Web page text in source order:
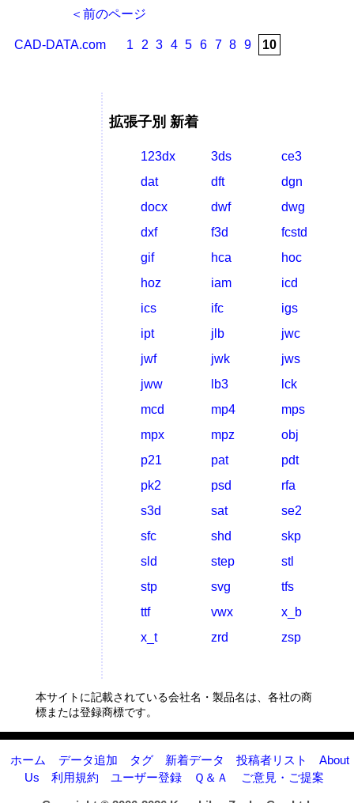
＜前のページ
CAD-DATA.com 1 2 3 4 5 6 7 8 9 10
拡張子別 新着
123dx 3ds
ce3
dat
dft
dgn
docx
dwf
dwg
dxf
f3d
fcstd
gif
hca
hoc
hoz
iam
icd
ics
ifc
igs
ipt
jlb
jwc
jwf
jwk
jws
jww
lb3
lck
mcd
mp4
mps
mpx
mpz
obj
p21
pat
pdt
pk2
psd
rfa
s3d
sat
se2
sfc
shd
skp
sld
step
stl
stp
svg
tfs
ttf
vwx
x_b
x_t
zrd zsp
本サイトに記載されている会社名・製品名は、各社の商
標または登録商標です。
ホーム データ追加 タグ 新着データ 投稿者リスト
About
Us
利用規約 ユーザー登録 Ｑ＆Ａ ご意見・ご提案